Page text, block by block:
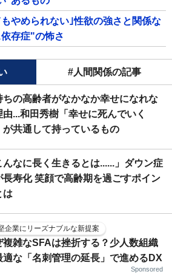
やめられない｣性欲の強さと関係な
存症"の怖さ
#人間関係の記事
ちの高齢者がなかなか幸せになれな
由...和田秀樹「幸せに死んでいく
が共通して持っているもの
んなに長く生きるとは......」ダウン症
長寿化 笑顔で高齢期を過ごすポイン
は
企業にリーズナブルな新提案
複雑なSFAは挫折する？少人数組織
適な「名刺管理の延長」で進めるDX
Sponsored